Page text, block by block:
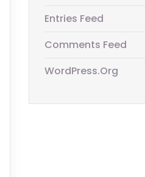
Entries Feed
Comments Feed
WordPress.org